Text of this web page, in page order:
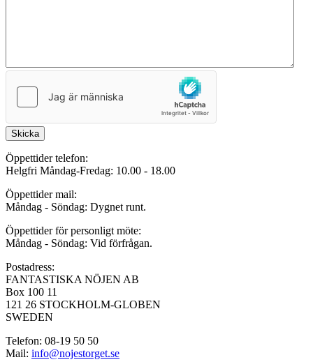
Skicka
Öppettider telefon:
Helgfri Måndag-Fredag: 10.00 - 18.00
Öppettider mail:
Måndag - Söndag: Dygnet runt.
Öppettider för personligt möte:
Måndag - Söndag: Vid förfrågan.
Postadress:
FANTASTISKA NÖJEN AB
Box 100 11
121 26 STOCKHOLM-GLOBEN
SWEDEN
Telefon: 08-19 50 50
Mail: info@nojestorget.se